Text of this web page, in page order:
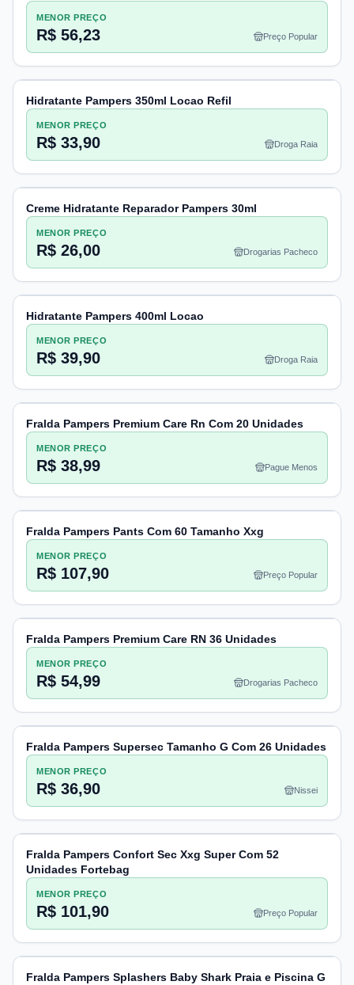
MENOR PREÇO
R$ 56,23 Preço Popular
Hidratante Pampers 350ml Locao Refil
MENOR PREÇO
R$ 33,90 Droga Raia
Creme Hidratante Reparador Pampers 30ml
MENOR PREÇO
R$ 26,00 Drogarias Pacheco
Hidratante Pampers 400ml Locao
MENOR PREÇO
R$ 39,90 Droga Raia
Fralda Pampers Premium Care Rn Com 20 Unidades
MENOR PREÇO
R$ 38,99 Pague Menos
Fralda Pampers Pants Com 60 Tamanho Xxg
MENOR PREÇO
R$ 107,90 Preço Popular
Fralda Pampers Premium Care RN 36 Unidades
MENOR PREÇO
R$ 54,99 Drogarias Pacheco
Fralda Pampers Supersec Tamanho G Com 26 Unidades
MENOR PREÇO
R$ 36,90 Nissei
Fralda Pampers Confort Sec Xxg Super Com 52
Unidades Fortebag
MENOR PREÇO
R$ 101,90 Preço Popular
Fralda Pampers Splashers Baby Shark Praia e Piscina G